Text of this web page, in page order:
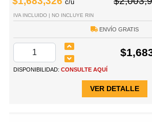
c/u
IVA INCLUIDO | NO INCLUYE RIN
ENVÍO GRATIS
DISPONIBILIDAD: CONSULTE AQUÍ
VER DETALLE